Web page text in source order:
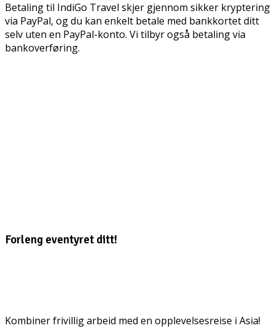
Betaling til IndiGo Travel skjer gjennom sikker kryptering
via PayPal, og du kan enkelt betale med bankkortet ditt
selv uten en PayPal-konto. Vi tilbyr også betaling via
bankoverføring.
Forleng eventyret ditt!
Kombiner frivillig arbeid med en opplevelsesreise i Asia!